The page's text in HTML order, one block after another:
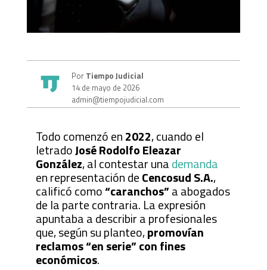
PorTiempo Judicial
14 de mayo de 2026
admin@tiempojudicial.com
Todo comenzó en2022, cuando el
letradoJosé Rodolfo Eleazar
González, al contestar unademanda
en representación deCencosud S.A.,
calificó como“caranchos”a abogados
de la parte contraria. La expresión
apuntaba a describir a profesionales
que, según su planteo,promovían
reclamos “en serie” con fines
económicos.